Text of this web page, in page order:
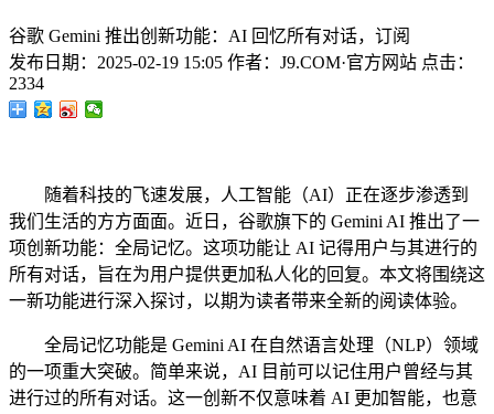
谷歌 Gemini 推出创新功能：AI 回忆所有对话，订阅
发布日期： 2025-02-19 15:05 作者： J9.COM·官方网站 点击：
2334
随着科技的飞速发展，人工智能（AI）正在逐步渗透到
我们生活的方方面面。近日，谷歌旗下的 Gemini AI 推出了一
项创新功能：全局记忆。这项功能让 AI 记得用户与其进行的
所有对话，旨在为用户提供更加私人化的回复。本文将围绕这
一新功能进行深入探讨，以期为读者带来全新的阅读体验。
全局记忆功能是 Gemini AI 在自然语言处理（NLP）领域
的一项重大突破。简单来说，AI 目前可以记住用户曾经与其
进行过的所有对话。这一创新不仅意味着 AI 更加智能，也意